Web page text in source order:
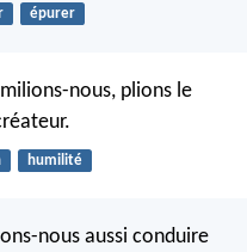
épurer
nous, plions le
humilité
nous aussi conduire